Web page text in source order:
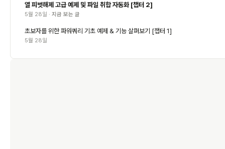
열 피벗해제 고급 예제 및 파일 취합 자동화 [챕터 2]
5월 28일 · 지금 보는 글
초보자를 위한 파워쿼리 기초 예제 & 기능 살펴보기 [챕터 1]
5월 28일